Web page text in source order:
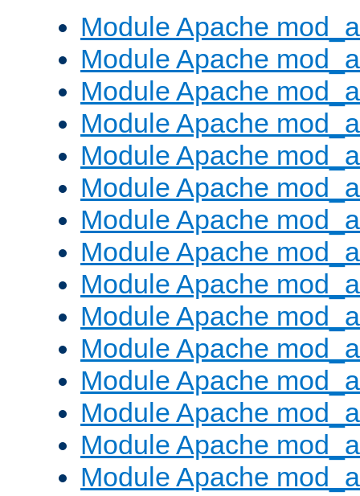
Module Apache
Module Apache
Module Apache
Module Apache
Module Apache
Module Apache
Module Apache
Module Apache
Module Apache
Module Apache
Module Apache
Module Apache
Module Apache
Module Apache
Module Apache